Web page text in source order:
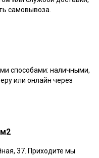
самовывоза.
способами: наличными,
или онлайн через
37. Приходите мы